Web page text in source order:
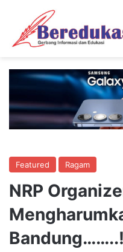
Featured Ragam
NRP
Bandung……..!